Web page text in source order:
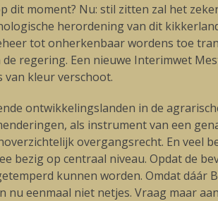
moment? Nu: stil zitten zal het
herordening van dit
tot onherkenbaar wordens toe
regering. Een nieuwe Interimwet
van kleur verschoot.
ontwikkelingslanden in de
als instrument van een
overgangsrecht. En veel
bezig op centraal niveau. Opdat de
kunnen worden. Omdat dáár
eenmaal niet netjes. Vraag maar